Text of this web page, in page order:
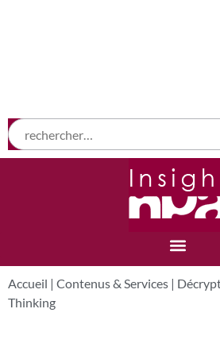
Accueil | Contenus & Services |
Thinking